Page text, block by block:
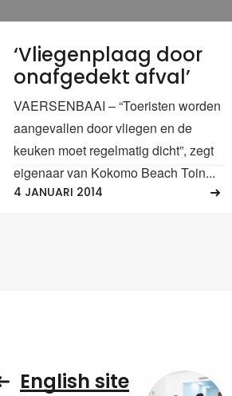
‘Vliegenplaag door
onafgedekt afval’
VAERSENBAAI – “Toeristen worden
aangevallen door vliegen en de
keuken moet regelmatig dicht”, zegt
eigenaar van Kokomo Beach Toin...
4 JANUARI 2014
English site